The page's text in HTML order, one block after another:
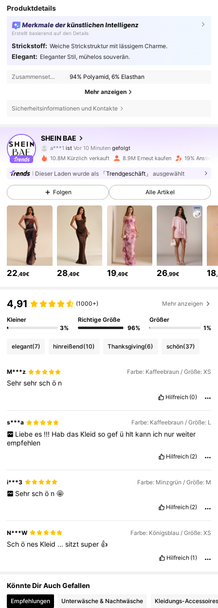
Produktdetails
Merkmale der künstlichen Intelligenz
Erstellt basierend auf den Details
Strickstoff: Weiche Strickstruktur mit lässigem Charme.
Elegant: Eleganter Stil, mühelos souverän.
Zusammensetzung: 94% Polyamid, 6% Elasthan
Mehr anzeigen
Sicherheitsinformationen und Kontakte
SHEIN BAE
a***1istVor 10 Minuten
l***nist am Durchsuchen
4,83
2.7M Follower
4,83
2.7M Follower
2.7M Follower
2.7M Follower
4,83
10.8M Kürzlich verkauft 8.9M Erneut kaufen 19% Anstieg
Dieser Laden wurde als 「Trendgeschäft」 ausgewählt
Folgen Alle Artikel
22 ,49€ 28 ,49€ 19,49€ 26 ,99€ 18
4,91 (1000+) Mehr anzeigen
Kleiner
3%
Richtige Größe
96%
Größer
1%
elegant(7) hinreißend(10) Thanksgiving(6) schön(37)
M***z Farbe: Kaffeebraun / Größe: XS
Sehrsehrschö n
Hilfreich (0)
s***a Farbe: Kaffeebraun / Größe: L
Liebe es !!! Hab das Kleid so gef ü hlt kann ich nur weiter
empfehlen
Hilfreich (2)
i***3 Farbe: Minzgrün / Größe: M
Sehr sch ö n 🤩
Hilfreich (2)
N***W Farbe: Königsblau / Größe: XS
Schö nes Kleid ...sitztsuper 👍
Hilfreich (1)
Könnte Dir Auch Gefallen
Empfehlungen Unterwäsche & Nachtwäsche Kleidungs-Accessoires